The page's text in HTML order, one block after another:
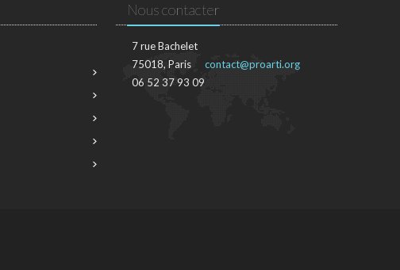
Nous contacter
7 rue Bachelet
75018, Paris
06 52 37 93 09
contact@proarti.org